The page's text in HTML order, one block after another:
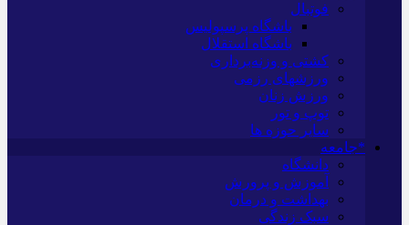
فوتبال
باشگاه پرسپولیس
باشگاه استقلال
کشتی و وزنه‌برداری
ورزشهای رزمی
ورزش زنان
توپ و تور
سایر حوزه ها
*جامعه
دانشگاه
آموزش و پرورش
بهداشت و درمان
سبک زندگی